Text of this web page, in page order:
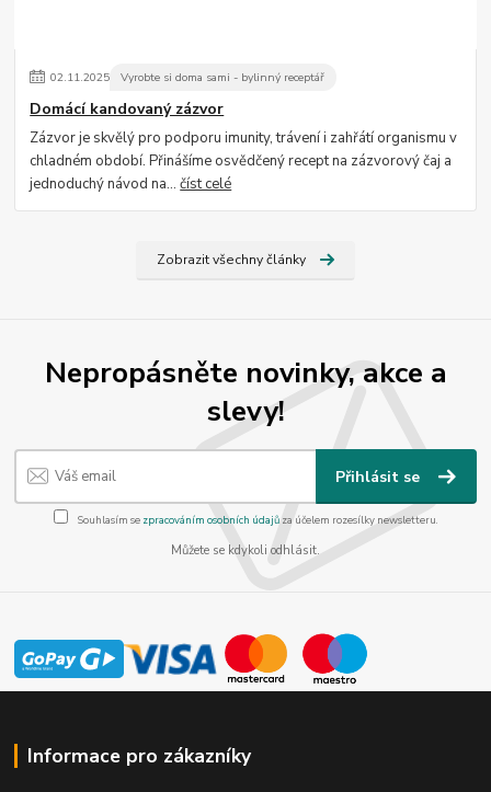
02.11.2025 Vyrobte si doma sami - bylinný receptář
Domácí kandovaný zázvor
Zázvor je skvělý pro podporu imunity, trávení i zahřátí organismu v
chladném období. Přinášíme osvědčený recept na zázvorový čaj a
jednoduchý návod na...číst celé
Zobrazit všechny články
Nepropásněte novinky, akce a
slevy!
Přihlásit se
Souhlasím se zpracováním osobních údajůza účelem rozesílky newsletteru.
Můžete se kdykoli odhlásit.
Informace pro zákazníky